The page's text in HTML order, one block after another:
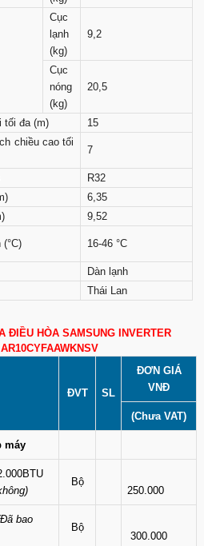
Cục
lạnh
(kg)
9,2
Cục
nóng
(kg)
20,5
tối đa (m)
15
chiều cao tối
7
R32
6,35
9,52
(°C) 16-46 °C
Dàn lạnh
Thái Lan
ĐIỀU HÒA SAMSUNG INVERTER
ĐVT SL
ĐƠN GIÁ
VNĐ
(Chưa VAT)
máy
Bộ
250.000
bao
Bộ
300.000